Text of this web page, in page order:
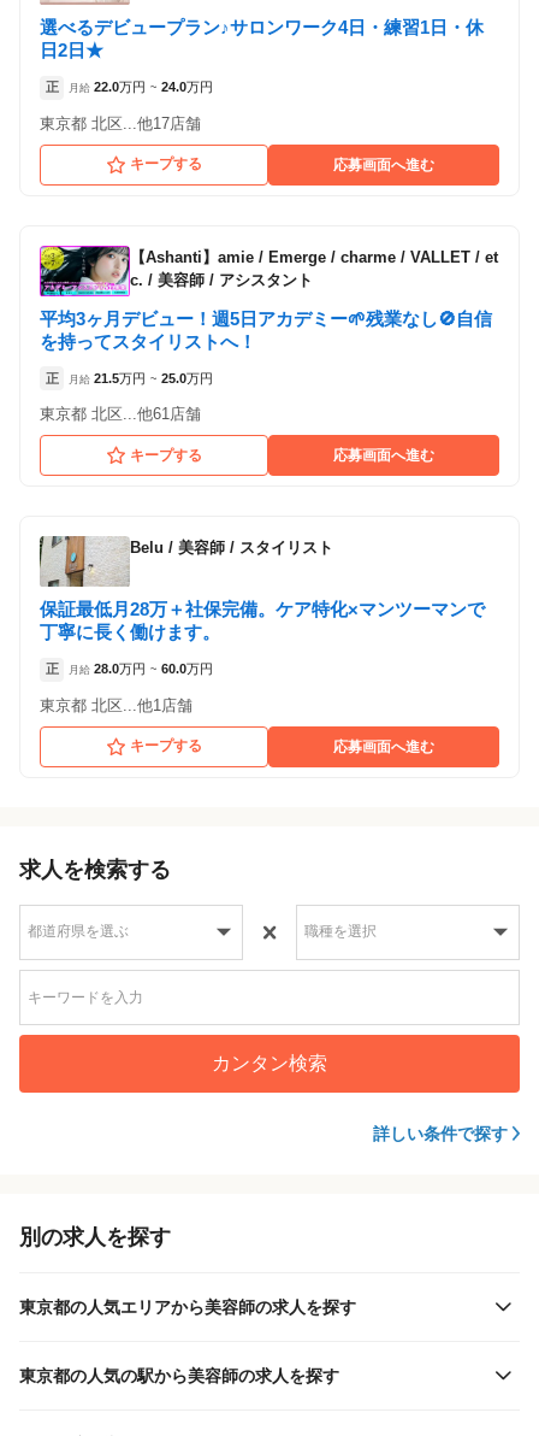
選べるデビュープラン♪サロンワーク4日・練習1日・休
日2日★
正 月給 22.0万円 ~ 24.0万円
東京都 北区...他17店舗
キープする 応募画面へ進む
【Ashanti】amie / Emerge / charme / VALLET / et
c. / 美容師 / アシスタント
平均3ヶ月デビュー！週5日アカデミー🌱残業なし🚫自信
を持ってスタイリストへ！
正 月給 21.5万円 ~ 25.0万円
東京都 北区...他61店舗
キープする 応募画面へ進む
Belu / 美容師 / スタイリスト
保証最低月28万＋社保完備。ケア特化×マンツーマンで
丁寧に長く働けます。
正 月給 28.0万円 ~ 60.0万円
東京都 北区...他1店舗
キープする 応募画面へ進む
求人を検索する
カンタン検索
詳しい条件で探す
別の求人を探す
東京都の人気エリアから美容師の求人を探す
東京都の人気の駅から美容師の求人を探す